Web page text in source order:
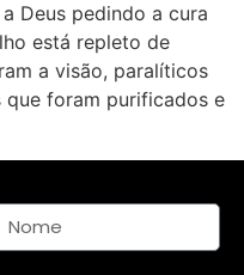
Deus pedindo a cura
está repleto de
a visão, paralíticos
que foram purificados e